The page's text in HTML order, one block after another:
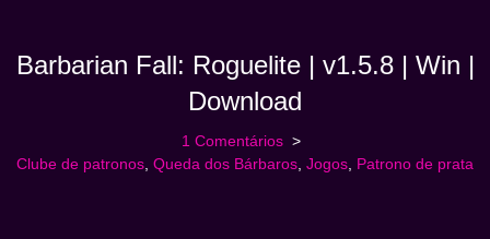
Barbarian Fall: Roguelite | v1.5.8 | Win |
Download
1 Comentários
Clube de patronos Queda dos Bárbaros Jogos Patrono de prata